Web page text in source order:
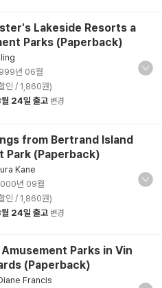
Lakeside Resorts a
Parks (Paperback)
년 06월
인 / 1,860원)
24일 출고 변경
from Bertrand Island
Park (Paperback)
Kane
년 09월
인 / 1,860원)
24일 출고 변경
Parks in Vin
(Paperback)
Francis